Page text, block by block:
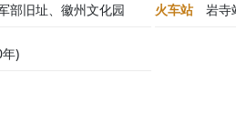
部旧址、徽州文化园 火车站 岩寺
)